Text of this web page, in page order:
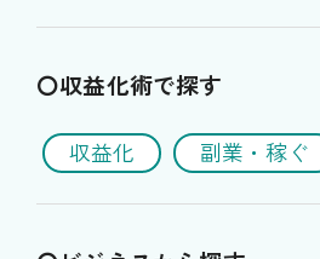
〇収益化術で探す
収益化 副業・稼ぐ